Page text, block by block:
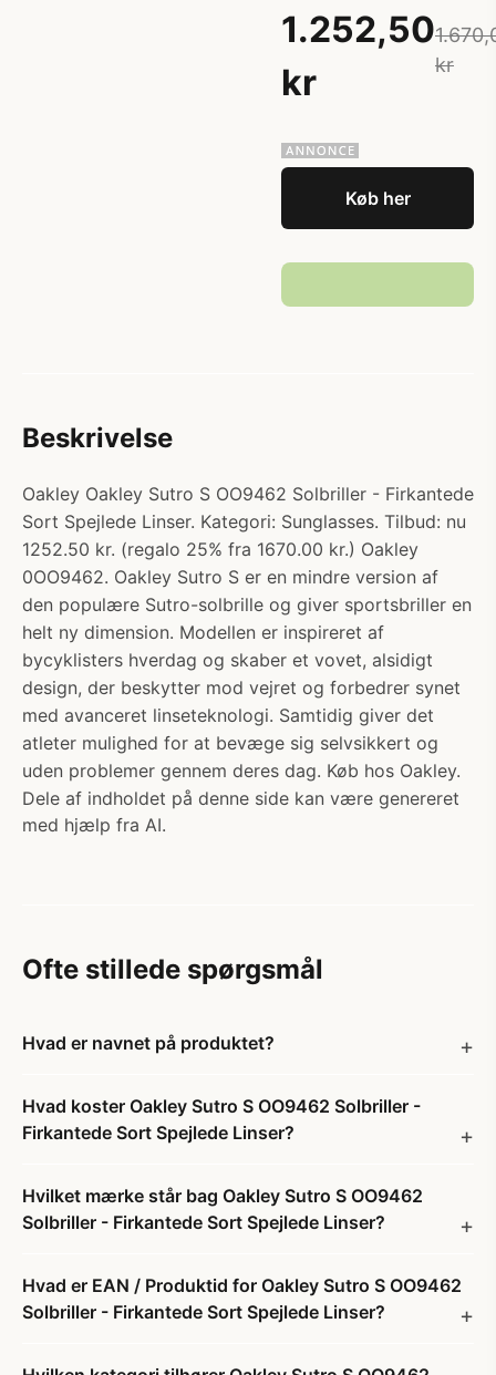
1.252,50
kr
kr
Køb her
Beskrivelse
Oakley Oakley Sutro S OO9462 Solbriller - Firkantede
Sort Spejlede Linser. Kategori: Sunglasses. Tilbud: nu
1252.50 kr. (regalo 25% fra 1670.00 kr.) Oakley
0OO9462. Oakley Sutro S er en mindre version af
den populære Sutro-solbrille og giver sportsbriller en
helt ny dimension. Modellen er inspireret af
bycyklisters hverdag og skaber et vovet, alsidigt
design, der beskytter mod vejret og forbedrer synet
med avanceret linseteknologi. Samtidig giver det
atleter mulighed for at bevæge sig selvsikkert og
uden problemer gennem deres dag. Køb hos Oakley.
Dele af indholdet på denne side kan være genereret
med hjælp fra AI.
Ofte stillede spørgsmål
Hvad er navnet på produktet?
Hvad koster Oakley Sutro S OO9462 Solbriller -
Firkantede Sort Spejlede Linser?
Hvilket mærke står bag Oakley Sutro S OO9462
Solbriller - Firkantede Sort Spejlede Linser?
Hvad er EAN / Produktid for Oakley Sutro S OO9462
Solbriller - Firkantede Sort Spejlede Linser?